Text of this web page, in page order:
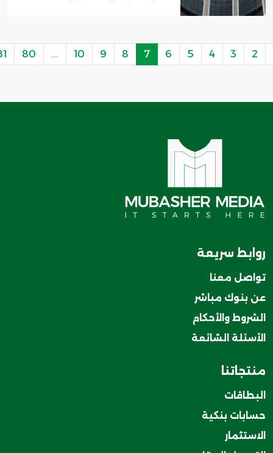
2
3
4
5
6
7
8
9
10
...
80
روابط سريعة
تواصل معنا
عن بنوك مباشر
الشروط والأحكام
الأسئلة الشائعة
منتجاتنا
البطاقات
حسابات بنكية
الاستثمار